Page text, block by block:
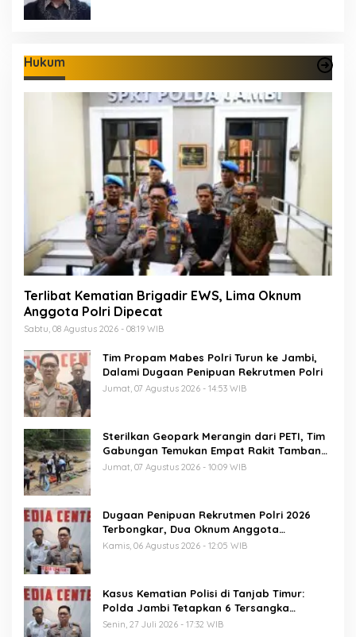
Hukum
Terlibat Kematian Brigadir EWS, Lima Oknum
Anggota Polri Dipecat
Sabtu, 08 Agustus 2026 - 08:19 WIB
Tim Propam Mabes Polri Turun ke Jambi,
Dalami Dugaan Penipuan Rekrutmen Polri
Jumat, 07 Agustus 2026 - 14:53 WIB
Sterilkan Geopark Merangin dari PETI, Tim
Gabungan Temukan Empat Rakit Tambang
Ilegal
Jumat, 07 Agustus 2026 - 10:09 WIB
Dugaan Penipuan Rekrutmen Polri 2026
Terbongkar, Dua Oknum Anggota
Diamankan Propam Polda Jambi
Kamis, 06 Agustus 2026 - 12:05 WIB
Kasus Kematian Polisi di Tanjab Timur:
Polda Jambi Tetapkan 6 Tersangka
Termasuk 5 Anggota Polri
Senin, 27 Juli 2026 - 17:32 WIB